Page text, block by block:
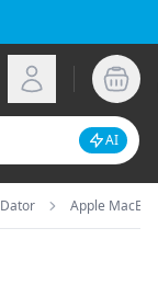
Logga in
AI
Dator Apple